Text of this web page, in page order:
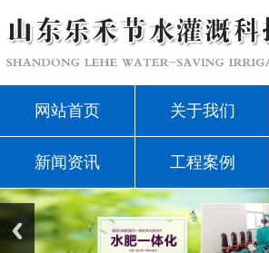
网站首页 关于我们
新闻资讯 工程案例